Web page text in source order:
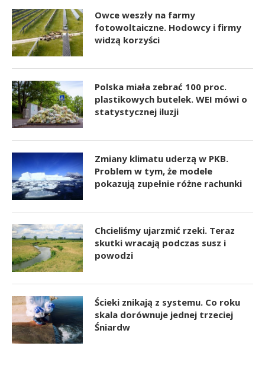
Owce weszły na farmy
fotowoltaiczne. Hodowcy i firmy
widzą korzyści
Polska miała zebrać 100 proc.
plastikowych butelek. WEI mówi o
statystycznej iluzji
Zmiany klimatu uderzą w PKB.
Problem w tym, że modele
pokazują zupełnie różne rachunki
Chcieliśmy ujarzmić rzeki. Teraz
skutki wracają podczas susz i
powodzi
Ścieki znikają z systemu. Co roku
skala dorównuje jednej trzeciej
Śniardw